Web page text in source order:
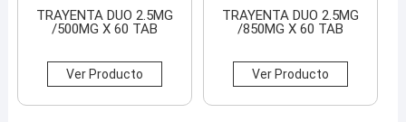
TRAYENTA DUO 2.5MG
/500MG X 60 TAB
Ver Producto
TRAYENTA DUO 2.5MG
/850MG X 60 TAB
Ver Producto